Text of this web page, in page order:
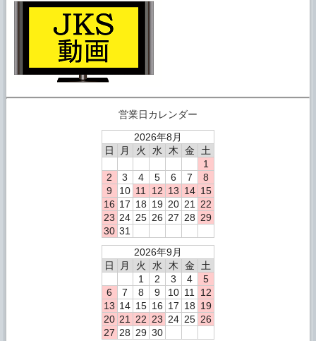
営業日カレンダー
2026年8月
日
月 火 水 木 金
土
1
2
3 4 5 6 7
8
9
10 11 12 13 14 15
16 17 18 19 20 21
22
23 24 25 26 27 28 29
30 31
2026年9月
日
月 火 水 木 金
土
1
2 3 4
5
6
7 8 9 10 11
12
13 14 15 16 17 18 19
20 21 22 23 24 25 26
27 28 29 30